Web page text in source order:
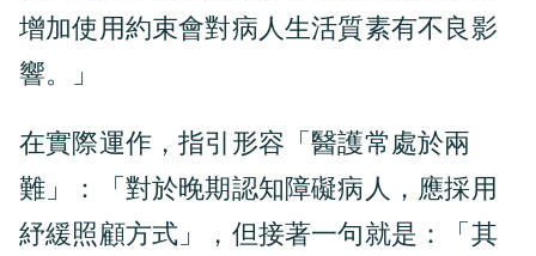
增加使用約束會對病人生活質素有不良影
響。」
在實際運作，指引形容「醫護常處於兩
難」：「對於晚期認知障礙病人，應採用
紓緩照顧方式」，但接著一句就是：「其